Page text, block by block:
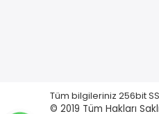
Tüm bilgileriniz 256bit
© 2019 Tüm Hakları